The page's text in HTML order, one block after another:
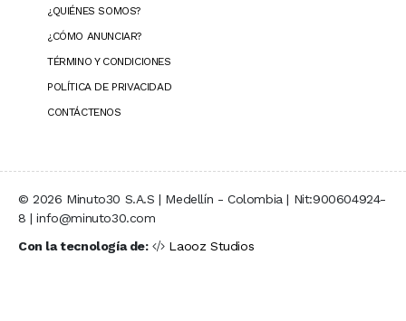
¿QUIÉNES SOMOS?
¿CÓMO ANUNCIAR?
TÉRMINO Y CONDICIONES
POLÍTICA DE PRIVACIDAD
CONTÁCTENOS
© 2026 Minuto30 S.A.S | Medellín - Colombia | Nit:900604924-
8 | info@minuto30.com
Con la tecnología de:
Laooz Studios